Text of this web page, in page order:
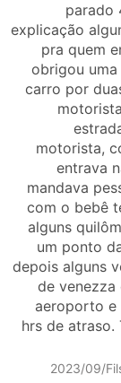
parado
explicação
pra quem
obrigou
carro por
motorista,
entrava
mandava
com o bebê
alguns
um ponto
depois alguns
de venezza
aeroporto e
hrs de